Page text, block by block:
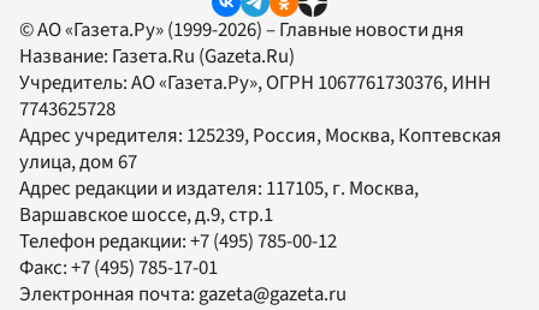
© АО «Газета.Ру» (1999-2026) – Главные новости дня
Название: Газета.Ru (Gazeta.Ru)
Учредитель:АО «Газета.Ру», ОГРН 1067761730376, ИНН
7743625728
Адрес учредителя: 125239, Россия, Москва, Коптевская
улица, дом 67
Адрес редакции и издателя: 117105, г. Москва,
Варшавское шоссе, д.9, стр.1
Телефон редакции:+7 (495) 785-00-12
Факс:+7 (495) 785-17-01
Электронная почта: gazeta@gazeta.ru